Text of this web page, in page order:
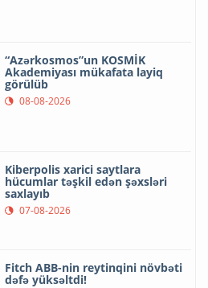
“Azərkosmos”un KOSMİK
Akademiyası mükafata layiq
görülüb
08-08-2026
Kiberpolis xarici saytlara
hücumlar təşkil edən şəxsləri
saxlayıb
07-08-2026
Fitch ABB-nin reytinqini növbəti
dəfə yüksəltdi!